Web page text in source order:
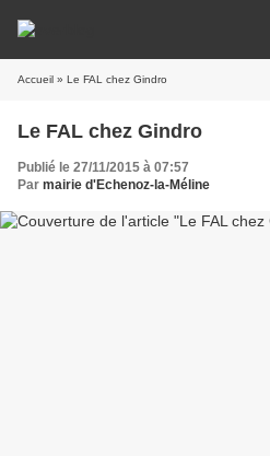
Accueil » Le FAL chez Gindro
Le FAL chez Gindro
Publié le 27/11/2015 à 07:57
Par mairie d'Echenoz-la-Méline